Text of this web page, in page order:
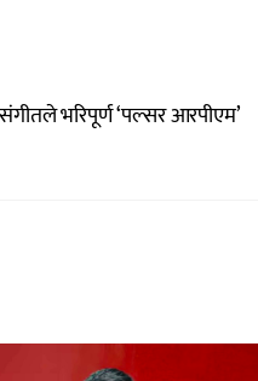
भरिपूर्ण ‘पल्सर आरपीएम’